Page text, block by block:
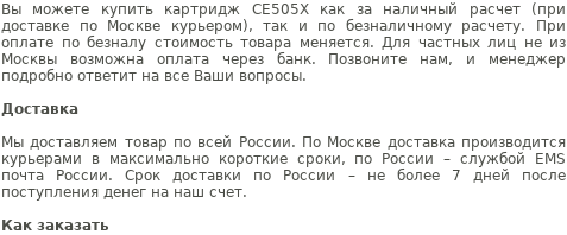
Вы можете купить картридж CE505X как за наличный расчет (при
доставке по Москве курьером), так и по безналичному расчету. При
оплате по безналу стоимость товара меняется. Для частных лиц не из
Москвы возможна оплата через банк. Позвоните нам, и менеджер
подробно ответит на все Ваши вопросы.
Доставка
Мы доставляем товар по всей России. По Москве доставка производится
курьерами в максимально короткие сроки, по России – службой EMS
почта России. Срок доставки по России – не более 7 дней после
поступления денег на наш счет.
Как заказать